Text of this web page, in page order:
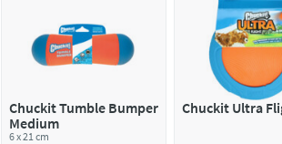
Chuckit Tumble Bumper
Medium
6 x 21 cm
Chuckit Ultra